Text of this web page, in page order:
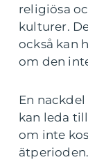
religiösa
kulturer.
också kan
om den
En
kan leda
om inte